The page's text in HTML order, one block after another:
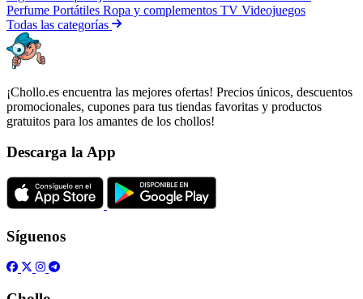
Perfume Portátiles Ropa y complementos TV Videojuegos
Todas las categorías
¡Chollo.es encuentra las mejores ofertas! Precios únicos, descuentos
promocionales, cupones para tus tiendas favoritas y productos
gratuitos para los amantes de los chollos!
Descarga la App
Síguenos